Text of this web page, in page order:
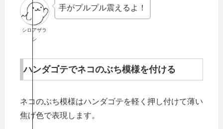
シロアザラ
シ
手がプルプル震えるよ！
ハンダゴテでネコのぶち模様を付ける
ネコのぶち模様はハンダゴテを軽く押し付けて薄い
焦げ色で表現します。